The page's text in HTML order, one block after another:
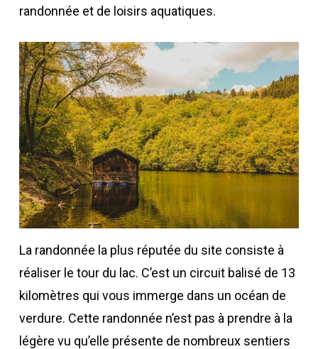
randonnée et de loisirs aquatiques.
La randonnée la plus réputée du site consiste à
réaliser le tour du lac. C’est un circuit balisé de 13
kilomètres qui vous immerge dans un océan de
verdure. Cette randonnée n’est pas à prendre à la
légère vu qu’elle présente de nombreux sentiers